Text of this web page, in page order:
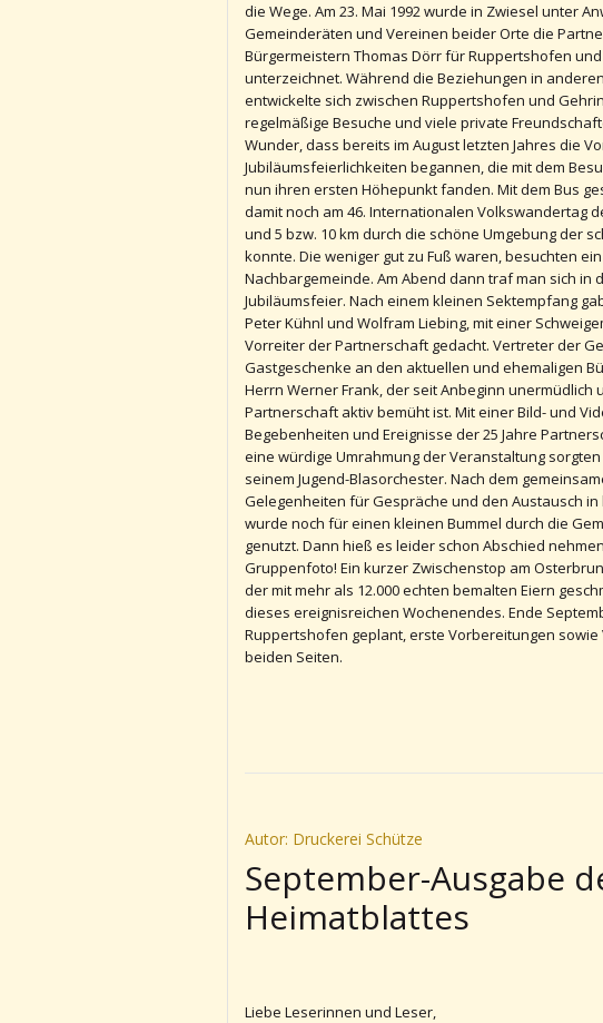
die Wege. Am 23. Mai 1992 wurde in Zwiesel unter
Gemeinderäten und Vereinen beider Orte die
Bürgermeistern Thomas Dörr für Ruppertshofen
unterzeichnet. Während die Beziehungen in
entwickelte sich zwischen Ruppertshofen und
regelmäßige Besuche und viele private
Wunder, dass bereits im August letzten Jahres die
Jubiläumsfeierlichkeiten begannen, die mit dem
nun ihren ersten Höhepunkt fanden. Mit dem Bus
damit noch am 46. Internationalen Volkswandertag
und 5 bzw. 10 km durch die schöne Umgebung der
konnte. Die weniger gut zu Fuß waren, besuchten
Nachbargemeinde. Am Abend dann traf man sich in
Jubiläumsfeier. Nach einem kleinen Sektempfang
Peter Kühnl und Wolfram Liebing, mit einer
Vorreiter der Partnerschaft gedacht. Vertreter der
Gastgeschenke an den aktuellen und ehemaligen
Herrn Werner Frank, der seit Anbeginn unermüdlich
Partnerschaft aktiv bemüht ist. Mit einer Bild- und
Begebenheiten und Ereignisse der 25 Jahre
eine würdige Umrahmung der Veranstaltung
seinem Jugend-Blasorchester. Nach dem
Gelegenheiten für Gespräche und den Austausch
wurde noch für einen kleinen Bummel durch die
genutzt. Dann hieß es leider schon Abschied
Gruppenfoto! Ein kurzer Zwischenstop am
der mit mehr als 12.000 echten bemalten Eiern
dieses ereignisreichen Wochenendes. Ende
Ruppertshofen geplant, erste Vorbereitungen
beiden Seiten.
Autor: Druckerei Schütze
September-Ausgabe
Heimatblattes
Liebe Leserinnen und Leser,